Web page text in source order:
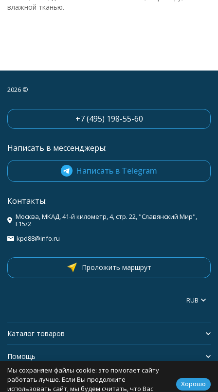
влажной тканью.
2026 ©
+7 (495) 198-55-60
Написать в мессенджеры:
Написать в Telegram
Контакты:
Москва, МКАД, 41-й километр, 4, стр. 22, "Славянский Мир",
Г15/2
kpd88@info.ru
Проложить маршрут
RUB
Каталог товаров
Помощь
Информация
Мы сохраняем файлы cookie: это помогает сайту
работать лучше. Если Вы продолжите
использовать сайт, мы будем считать, что Вас
Хорошо